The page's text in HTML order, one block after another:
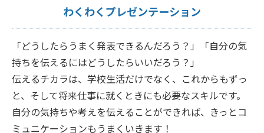
わくわくプレゼンテーション
「どうしたらうまく発表できるんだろう？」「自分の気
持ちを伝えるにはどうしたらいいだろう？」
伝えるチカラは、学校生活だけでなく、これからもずっ
と、そして将来仕事に就くときにも必要なスキルです。
自分の気持ちや考えを伝えることができれば、きっとコ
ミュニケーションもうまくいきます！